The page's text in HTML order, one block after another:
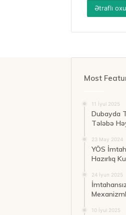
Ətraflı
Most
11 İyul 2025
Dubayda
Tələbə
23 May 2024
YÖS
Hazırlıq
24 İyun 2025
10 İyul 2025